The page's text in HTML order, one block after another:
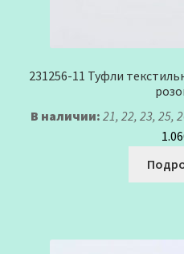
231256-11 Туфли
В наличии: 21, 22, 23, 25,